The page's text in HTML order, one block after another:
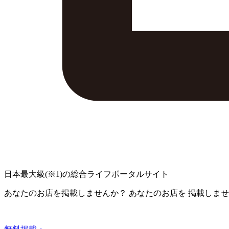
日本最大級(※1)の総合ライフポータルサイト
あなたのお店を掲載しませんか？ あなたのお店を 掲載しま